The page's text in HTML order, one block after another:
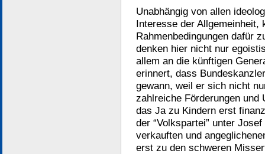
Unabhängig von allen
Interesse der Allgemeinheit,
Rahmenbedingungen dafür
denken hier nicht nur
allem an die künftigen
erinnert, dass
gewann, weil er sich nicht
zahlreiche Förderungen und
das Ja zu Kindern erst
der “Volkspartei” unter
verkauften und
erst zu den schweren